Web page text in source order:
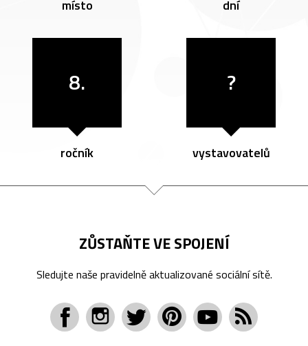
místo dní
8.
ročník
?
vystavovatelů
ZŮSTAŇTE VE SPOJENÍ
Sledujte naše pravidelně aktualizované sociální sítě.